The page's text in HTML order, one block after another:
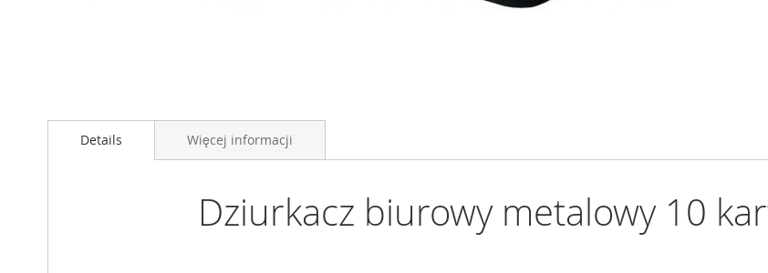
na
początekDetails
Dziurkacz biurowy metalowy 10
Więcej informacji